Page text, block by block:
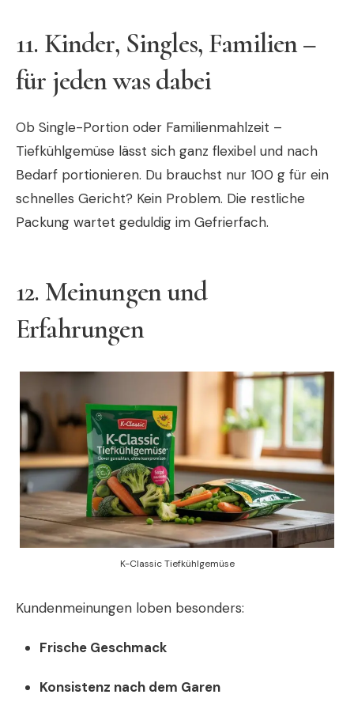
11. Kinder, Singles, Familien –
für jeden was dabei
Ob Single-Portion oder Familienmahlzeit –
Tiefkühlgemüse lässt sich ganz flexibel und nach
Bedarf portionieren. Du brauchst nur 100 g für ein
schnelles Gericht? Kein Problem. Die restliche
Packung wartet geduldig im Gefrierfach.
12. Meinungen und
Erfahrungen
K-Classic Tiefkühlgemüse
Kundenmeinungen loben besonders:
Frische Geschmack
Konsistenz nach dem Garen